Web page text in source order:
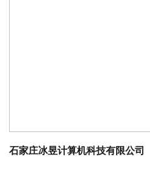
石家庄冰昱计算机科技有限公司